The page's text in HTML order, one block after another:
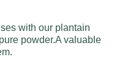
with our plantain
powder.A valuable